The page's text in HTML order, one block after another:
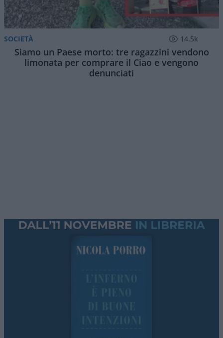
SOCIETÀ 14.5k
Siamo un Paese morto: tre ragazzini vendono
limonata per comprare il Ciao e vengono
denunciati